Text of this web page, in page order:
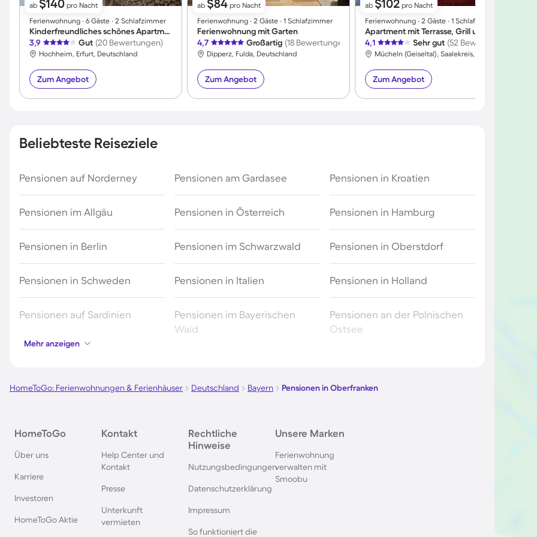
ab $140 pro Nacht
Ferienwohnung ∙ 6 Gäste ∙ 2 Schlafzimmer
Kinderfreundliches schönes Apartment mit Garten und Grill
3,9
Gut (20 Bewertungen)
Hochheim, Erfurt, Deutschland
Zum Angebot
ab $84 pro Nacht
Ferienwohnung ∙ 2 Gäste ∙ 1 Schlafzimmer
Ferienwohnung mit Garten
4,7
Großartig (18 Bewertungen)
Dipperz, Fulda, Deutschland
Zum Angebot
ab $102 pro Nacht
Ferienwohnung ∙ 2 Gäste ∙ 1 Schlafzimmer
4,1
Sehr gut (52 Bewertungen)
Zum Angebot
Beliebteste Reiseziele
Pensionen auf Norderney Pensionen am Gardasee Pensionen in Kroatien
Pensionen im Allgäu Pensionen in Österreich Pensionen in Hamburg
Pensionen in Berlin Pensionen im Schwarzwald Pensionen in Oberstdorf
Pensionen in Schweden Pensionen in Italien Pensionen in Holland
Pensionen auf Sardinien
Pensionen im Bayerischen
Wald
Pensionen an der Polnischen
Ostsee
Pensionen in Bayern Pensionen in Wien Pensionen in Frankreich
Pensionen in der Eifel Pensionen in Südfrankreich
Pensionen im Sauerland
Pensionen in der Bretagne
Mehr anzeigen
HomeToGo: Ferienwohnungen & Ferienhäuser Deutschland Bayern Pensionen in Oberfranken
HomeToGo
Über uns
Karriere
Investoren
HomeToGo Aktie
Kontakt
Help Center und
Kontakt
Presse
Unterkunft
vermieten
Rechtliche
Hinweise
Nutzungsbedingungen
Datenschutzerklärung
Impressum
So funktioniert die
Unsere Marken
Ferienwohnung
verwalten mit
Smoobu